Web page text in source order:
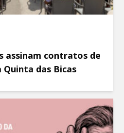
assinam contratos de
das Bicas